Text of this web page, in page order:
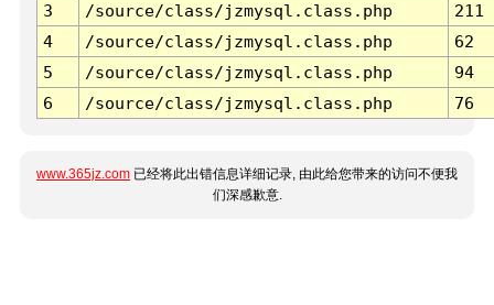
3 /source/class/jzmysql.class.php
211
4
/source/class/jzmysql.class.php
62
5
/source/class/jzmysql.class.php
94
6
/source/class/jzmysql.class.php 76
www.365jz.com 已经将此出错信息详细记录, 由此给您带来的访问不便我
们深感歉意.